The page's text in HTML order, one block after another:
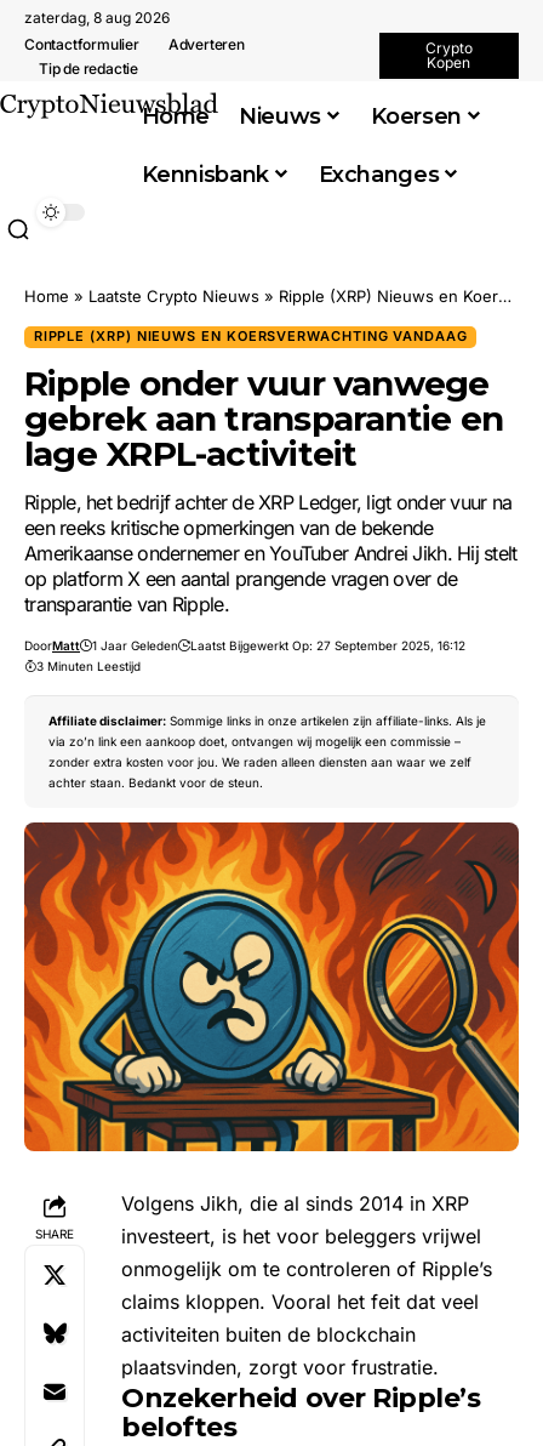
zaterdag, 8 aug 2026
Contactformulier
Adverteren
Tip de redactie
Crypto
Kopen
Home Nieuws Koersen
Kennisbank Exchanges
Home » Laatste Crypto Nieuws » Ripple (XRP) Nieuws en Koersverwachting Vandaag
RIPPLE (XRP) NIEUWS EN KOERSVERWACHTING VANDAAG
Ripple onder vuur vanwege
gebrek aan transparantie en
lage XRPL-activiteit
Ripple, het bedrijf achter de XRP Ledger, ligt onder vuur na
een reeks kritische opmerkingen van de bekende
Amerikaanse ondernemer en YouTuber Andrei Jikh. Hij stelt
op platform X een aantal prangende vragen over de
transparantie van Ripple.
DoorMatt 1 Jaar Geleden
Laatst Bijgewerkt Op: 27 September 2025, 16:12
3 Minuten Leestijd
Affiliate disclaimer: Sommige links in onze artikelen zijn affiliate-links. Als je
via zo’n link een aankoop doet, ontvangen wij mogelijk een commissie –
zonder extra kosten voor jou. We raden alleen diensten aan waar we zelf
achter staan. Bedankt voor de steun.
SHARE
Volgens Jikh, die al sinds 2014 in XRP
investeert, is het voor beleggers vrijwel
onmogelijk om te controleren of Ripple’s
claims kloppen. Vooral het feit dat veel
activiteiten buiten de blockchain
plaatsvinden, zorgt voor frustratie.
Onzekerheid over Ripple’s
beloftes